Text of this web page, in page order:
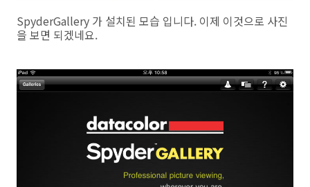
SpyderGallery 가 설치된 모습 입니다. 이제 이것으로 사진
을 보면 되겠네요.